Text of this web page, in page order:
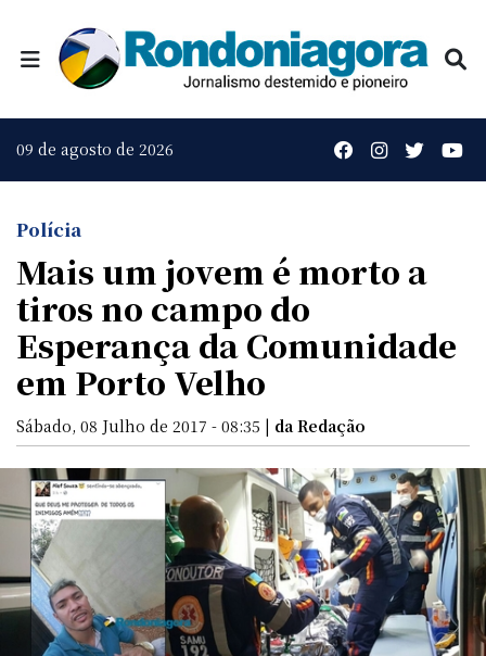
09 de agosto de 2026
Polícia
Mais um jovem é morto a
tiros no campo do
Esperança da Comunidade
em Porto Velho
Sábado, 08 Julho de 2017 - 08:35 | da Redação